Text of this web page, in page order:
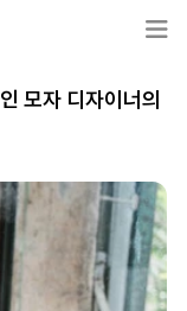
모자 디자이너의